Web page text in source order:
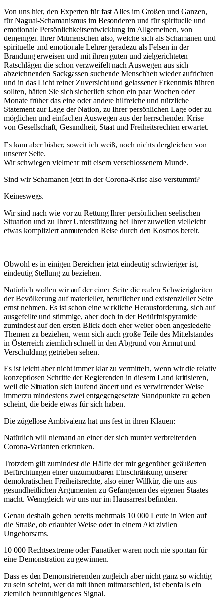
Von uns hier, den Experten für fast Alles im Großen und Ganzen,
für Nagual-Schamanismus im Besonderen und für spirituelle und
emotionale Persönlichkeitsentwicklung im Allgemeinen, von
denjenigen Ihrer Mitmenschen also, welche sich als Schamanen und
spirituelle und emotionale Lehrer geradezu als Felsen in der
Brandung erweisen und mit ihren guten und zielgerichteten
Ratschlägen die schon verzweifelt nach Auswegen aus sich
abzeichnenden Sackgassen suchende Menschheit wieder aufrichten
und in das Licht reiner Zuversicht und gelassener Erkenntnis führen
sollten, hätten Sie sich sicherlich schon ein paar Wochen oder
Monate früher das eine oder andere hilfreiche und nützliche
Statement zur Lage der Nation, zu Ihrer persönlichen Lage oder zu
möglichen und einfachen Auswegen aus der herrschenden Krise
von Gesellschaft, Gesundheit, Staat und Freiheitsrechten erwartet.
Es kam aber bisher, soweit ich weiß, noch nichts dergleichen von
unserer Seite.
Wir schwiegen vielmehr mit eisern verschlossenem Munde.
Sind wir Schamanen jetzt in der Corona-Krise also verstummt?
Keineswegs.
Wir sind nach wie vor zu Rettung Ihrer persönlichen seelischen
Situation und zu Ihrer Unterstützung bei Ihrer zuweilen vielleicht
etwas kompliziert anmutenden Reise durch den Kosmos bereit.
Obwohl es in einigen Bereichen jetzt eindeutig schwieriger ist,
eindeutig Stellung zu beziehen.
Natürlich wollen wir auf der einen Seite die realen Schwierigkeiten
der Bevölkerung auf materieller, beruflicher und existenzieller Seite
ernst nehmen. Es ist schon eine wirkliche Herausforderung, sich auf
ausgefeilte und stimmige, aber doch in der Bedürfnispyramide
zumindest auf den ersten Blick doch eher weiter oben angesiedelte
Themen zu beziehen, wenn sich auch große Teile des Mittelstandes
in Österreich ziemlich schnell in den Abgrund von Armut und
Verschuldung getrieben sehen.
Es ist leicht aber nicht immer klar zu vermitteln, wenn wir die relativ
konzeptlosen Schritte der Regierenden in diesem Land kritisieren,
weil die Situation sich laufend ändert und es verwirrender Weise
immerzu mindestens zwei entgegengesetzte Standpunkte zu geben
scheint, die beide etwas für sich haben.
Die zügellose Ambivalenz hat uns fest in ihren Klauen:
Natürlich will niemand an einer der sich munter verbreitenden
Corona-Varianten erkranken.
Trotzdem gilt zumindest die Hälfte der mir gegenüber geäußerten
Befürchtungen einer unzumutbaren Einschränkung unserer
demokratischen Freiheitsrechte, also einer Willkür, die uns aus
gesundheitlichen Argumenten zu Gefangenen des eigenen Staates
macht. Wenngleich wir uns nur im Hausarrest befinden.
Genau deshalb gehen bereits mehrmals 10 000 Leute in Wien auf
die Straße, ob erlaubter Weise oder in einem Akt zivilen
Ungehorsams.
10 000 Rechtsextreme oder Fanatiker waren noch nie spontan für
eine Demonstration zu gewinnen.
Dass es den Demonstrierenden zugleich aber nicht ganz so wichtig
zu sein scheint, wer da mit ihnen mitmarschiert, ist ebenfalls ein
ziemlich beunruhigendes Signal.